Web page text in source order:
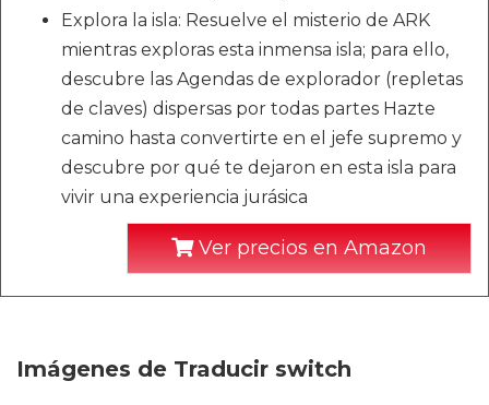
Explora la isla: Resuelve el misterio de ARK
mientras exploras esta inmensa isla; para ello,
descubre las Agendas de explorador (repletas
de claves) dispersas por todas partes Hazte
camino hasta convertirte en el jefe supremo y
descubre por qué te dejaron en esta isla para
vivir una experiencia jurásica
Ver precios en Amazon
Imágenes de Traducir switch